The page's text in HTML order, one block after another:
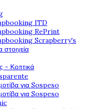
ITD
RePrint
Scrapberry's
- Κοπτικά
για Sospeso
για Sospeso